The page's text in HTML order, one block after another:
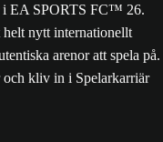
i EA SPORTS FC™ 26.
helt nytt internationellt
arenor att spela på.
kliv in i Spelarkarriär